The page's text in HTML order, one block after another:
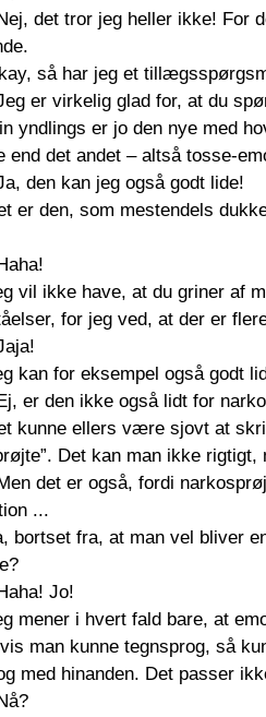
det tror jeg heller ikke! For
så har jeg et
er virkelig glad for, at du
yndlings er jo den nye med
end det andet – altså tosse-
den kan jeg også godt lide!
er den, som mestendels
vil ikke have, at du griner af
for jeg ved, at der er
kan for eksempel også godt
er den ikke også lidt for
kunne ellers være sjovt at
Det kan man ikke
det er også, fordi
...
bortset fra, at man vel bliver
Jo!
mener i hvert fald bare, at
man kunne tegnsprog, så
med hinanden. Det passer